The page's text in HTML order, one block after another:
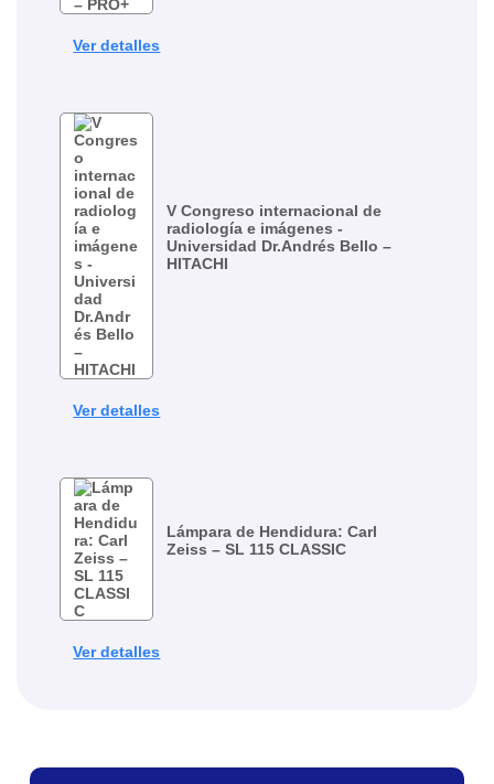
Ver detalles
V Congreso internacional de
radiología e imágenes -
Universidad Dr.Andrés Bello –
HITACHI
Ver detalles
Lámpara de Hendidura: Carl
Zeiss – SL 115 CLASSIC
Ver detalles